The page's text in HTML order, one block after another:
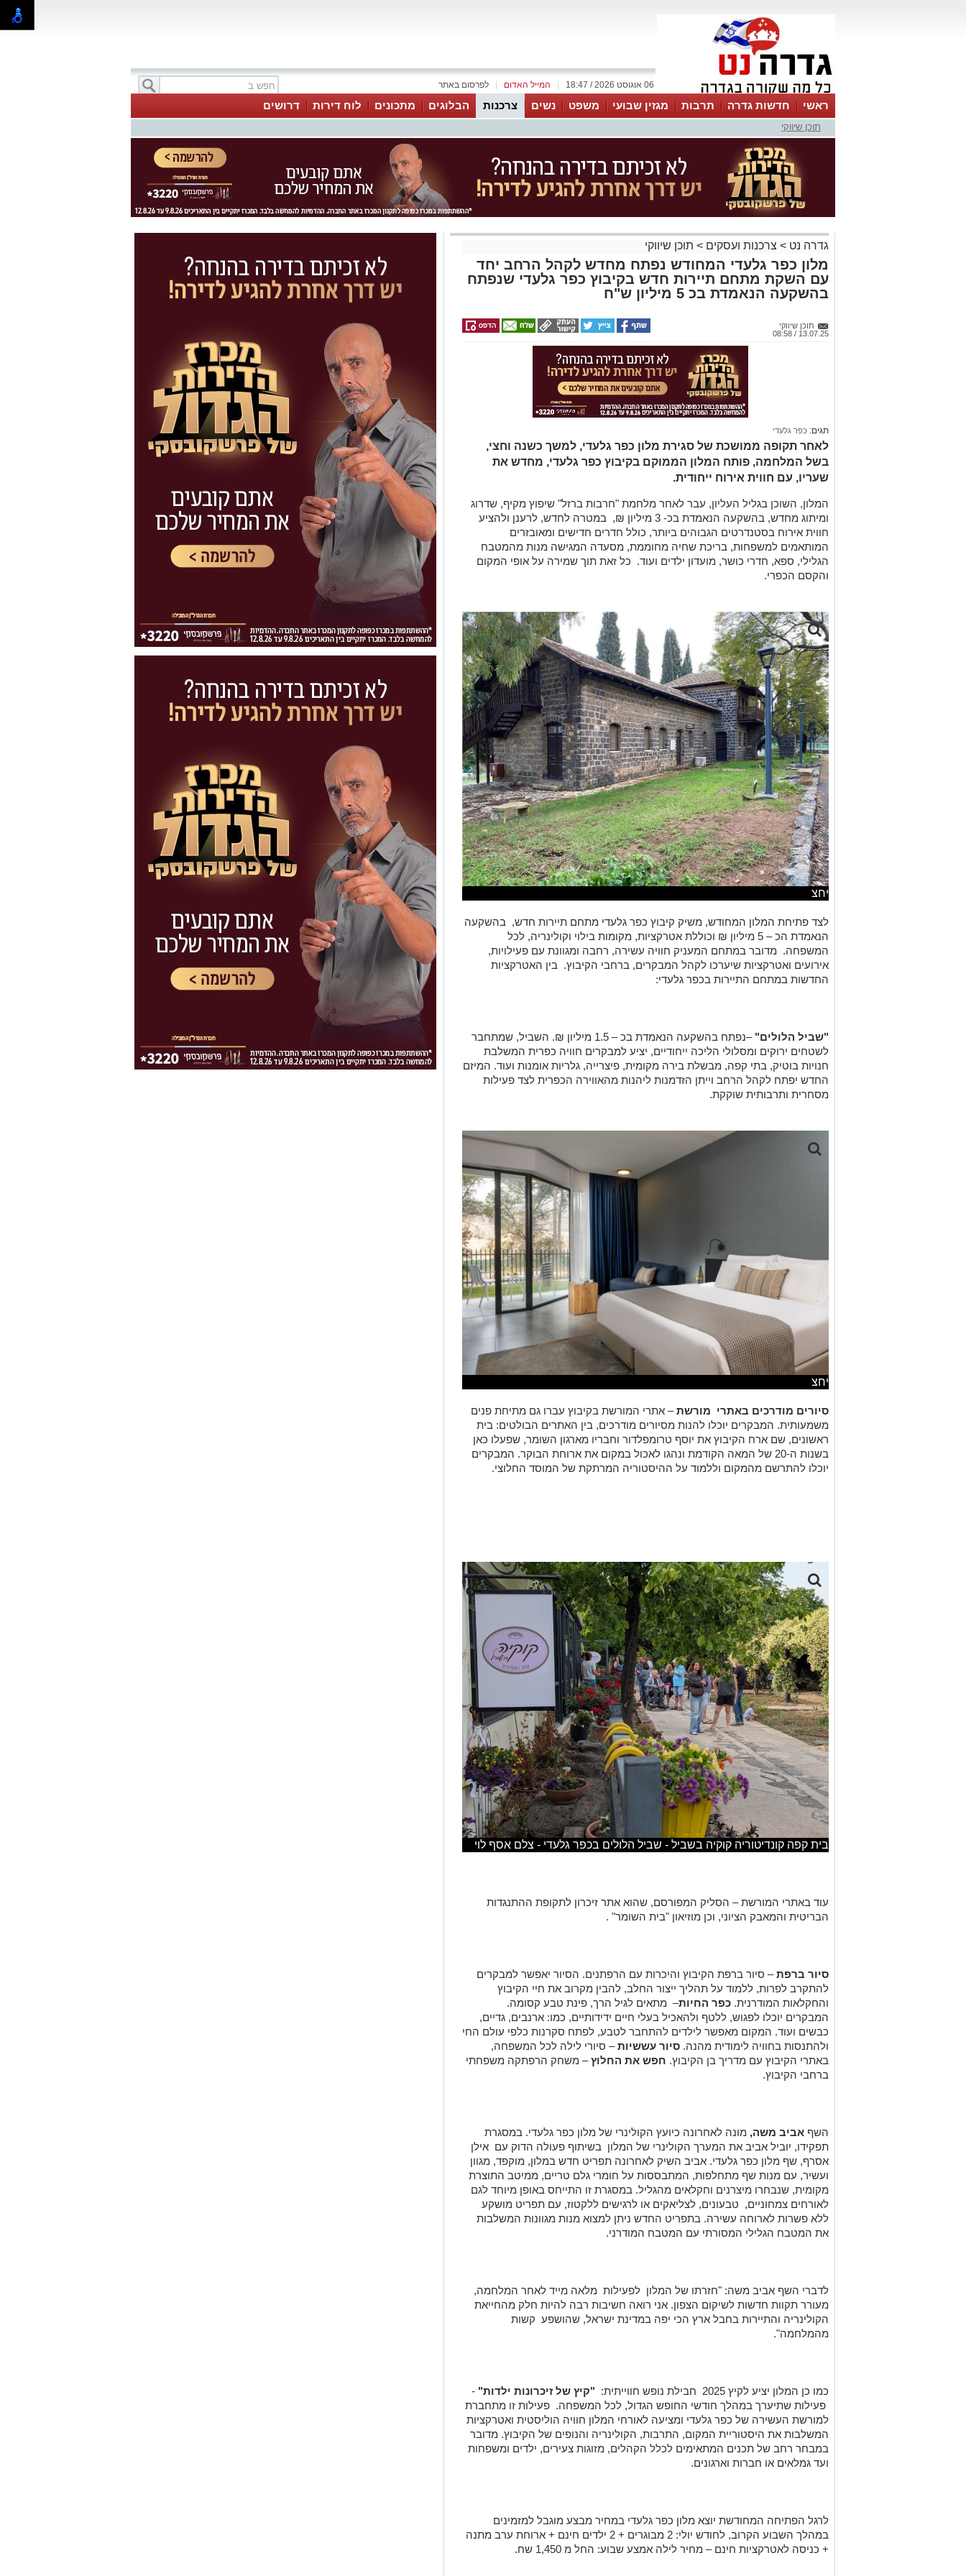
לפרסום באתר המייל האדום 06 אוגוסט 2026 / 18:47
ראשי חדשות גדרה תרבות מגזין שבועי משפט נשים צרכנות הבלוגים מתכונים לוח דירות דרושים
תוכן שיווקי
גדרה נט > צרכנות ועסקים > תוכן שיווקי
מלון כפר גלעדי המחודש נפתח מחדש לקהל הרחב יחד
עם השקת מתחם תיירות חדש בקיבוץ כפר גלעדי שנפתח
בהשקעה הנאמדת בכ 5 מיליון ש"ח
תוכן שיווקי
13.07.25 / 08:58
תגים: כפר גלעדי
לאחר תקופה ממושכת של סגירת מלון כפר גלעדי, למשך כשנה וחצי,
בשל המלחמה, פותח המלון הממוקם בקיבוץ כפר גלעדי, מחדש את
שעריו, עם חווית אירוח ייחודית.
המלון, השוכן בגליל העליון, עבר לאחר מלחמת "חרבות ברזל" שיפוץ מקיף, שדרוג
ומיתוג מחדש, בהשקעה הנאמדת בכ- 3 מיליון ₪, במטרה לחדש, לרענן ולהציע
חווית אירוח בסטנדרטים הגבוהים ביותר, כולל חדרים חדישים ומאובזרים
המותאמים למשפחות, בריכת שחיה מחוממת, מסעדה המגישה מנות מהמטבח
הגלילי, ספא, חדרי כושר, מועדון ילדים ועוד. כל זאת תוך שמירה על אופי המקום
והקסם הכפרי.
יחצ
לצד פתיחת המלון המחודש, משיק קיבוץ כפר גלעדי מתחם תיירות חדש, בהשקעה
הנאמדת הכ – 5 מיליון ₪ וכוללת אטרקציות, מקומות בילוי וקולינריה, לכל
המשפחה. מדובר במתחם המעניק חוויה עשירה, רחבה ומגוונת עם פעילויות,
אירועים ואטרקציות שיערכו לקהל המבקרים, ברחבי הקיבוץ. בין האטרקציות
החדשות במתחם התיירות בכפר גלעדי:
"שביל הלולים"
–נפתח בהשקעה הנאמדת בכ – 1.5 מיליון ₪. השביל, שמתחבר
לשטחים ירוקים ומסלולי הליכה ייחודיים, יציע למבקרים חוויה כפרית המשלבת
חנויות בוטיק, בתי קפה, מבשלת בירה מקומית, פיצרייה, גלריות אומנות ועוד. המיזם
החדש יפתח לקהל הרחב וייתן הזדמנות ליהנות מהאווירה הכפרית לצד פעילות
מסחרית ותרבותית שוקקת.
יחצ
סיורים מודרכים באתרי מורשת– אתרי המורשת בקיבוץ עברו גם מתיחת פנים
משמעותית. המבקרים יוכלו להנות מסיורים מודרכים, בין האתרים הבולטים: בית
ראשונים, שם ארח הקיבוץ את יוסף טרומפלדור וחבריו מארגון השומר, שפעלו כאן
בשנות ה-20 של המאה הקודמת ונהגו לאכול במקום את ארוחת הבוקר. המבקרים
יוכלו להתרשם מהמקום וללמוד על ההיסטוריה המרתקת של המוסד החלוצי.
בית קפה קונדיטוריה קוקיה בשביל - שביל הלולים בכפר גלעדי - צלם אסף לוי
עוד באתרי המורשת – הסליק המפורסם, שהוא אתר זיכרון לתקופת ההתנגדות
הבריטית והמאבק הציוני, וכן מוזיאון "בית השומר" .
סיור ברפת– סיור ברפת הקיבוץ והיכרות עם הרפתנים. הסיור יאפשר למבקרים
להתקרב לפרות, ללמוד על תהליך ייצור החלב, להבין מקרוב את חיי הקיבוץ
והחקלאות המודרנית. כפר החיות– מתאים לגיל הרך, פינת טבע קסומה.
המבקרים יוכלו לפגוש, ללטף ולהאכיל בעלי חיים ידידותיים, כמו: ארנבים, גדיים,
כבשים ועוד. המקום מאפשר לילדים להתחבר לטבע, לפתח סקרנות כלפי עולם החי
ולהתנסות בחוויה לימודית מהנה. סיור עששיות– סיורי לילה לכל המשפחה,
באתרי הקיבוץ עם מדריך בן הקיבוץ. חפש את החלוץ– משחק הרפתקה משפחתי
ברחבי הקיבוץ.
השף אביב משה, מונה לאחרונה כיועץ הקולינרי של מלון כפר גלעדי. במסגרת
תפקידו, יוביל אביב את המערך הקולינרי של המלון בשיתוף פעולה הדוק עם אילן
אסרף, שף מלון כפר גלעדי. אביב השיק לאחרונה תפריט חדש במלון, מוקפד, מגוון
ועשיר, עם מנות שף מתחלפות, המתבססות על חומרי גלם טריים, ממיטב התוצרת
מקומית, שנבחרו מיצרנים וחקלאים מהגליל. במסגרת זו התייחס באופן מיוחד לגם
לאורחים צמחוניים, טבעונים, לצליאקים או לרגישים ללקטוז, עם תפריט מושקע
ללא פשרות לארוחה עשירה. בתפריט החדש ניתן למצוא מנות מגוונות המשלבות
את המטבח הגלילי המסורתי עם המטבח המודרני.
לדברי השף אביב משה: "חזרתו של המלון לפעילות מלאה מייד לאחר המלחמה,
מעורר תקוות חדשות לשיקום הצפון. אני רואה חשיבות רבה להיות חלק מהחייאת
הקולינריה והתיירות בחבל ארץ הכי יפה במדינת ישראל, שהושפע קשות
מהמלחמה".
כמו כן המלון יציע לקיץ 2025 חבילת נופש חווייתית: "קיץ של זיכרונות ילדות"
-
פעילות שתיערך במהלך חודשי החופש הגדול, לכל המשפחה. פעילות זו מתחברת
למורשת העשירה של כפר גלעדי ומציעה לאורחי המלון חוויה הוליסטית ואטרקציות
המשלבות את היסטוריית המקום, התרבות, הקולינריה והנופים של הקיבוץ. מדובר
במבחר רחב של תכנים המתאימים לכלל הקהלים, מזוגות צעירים, ילדים ומשפחות
ועד גמלאים או חברות וארגונים.
לרגל הפתיחה המחודשת יוצא מלון כפר גלעדי במחיר מבצע מוגבל למזמינים
במהלך השבוע הקרוב, לחודש יולי: 2 מבוגרים + 2 ילדים חינם + ארוחת ערב מתנה
+ כניסה לאטרקציות חינם – מחיר לילה אמצע שבוע: החל מ 1,450 שח.